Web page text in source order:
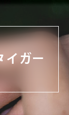
イガー